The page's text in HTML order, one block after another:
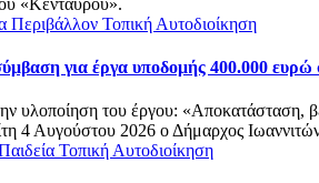
Περιβάλλον Τοπική Αυτοδιοίκηση
για έργα υποδομής 400.000
υλοποίηση του έργου:
4 Αυγούστου 2026 ο Δήμαρχος
Τοπική Αυτοδιοίκηση